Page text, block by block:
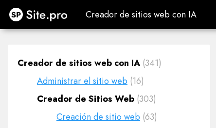
Site.pro Creador de sitios web con IA
Creador de sitios web con IA
Creador de sitios web con IA (341)
Administrar el sitio web (16)
Creador de Sitios Web (303)
Creación de sitio web (63)